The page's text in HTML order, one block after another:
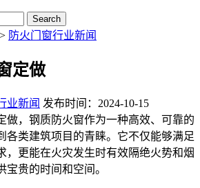
Search
> 防火门窗行业新闻
定做
业新闻 发布时间：2024-10-15
做，钢质防火窗作为一种高效、可靠的
各类建筑项目的青睐。它不仅能够满足
，更能在火灾发生时有效隔绝火势和烟
贵的时间和空间。